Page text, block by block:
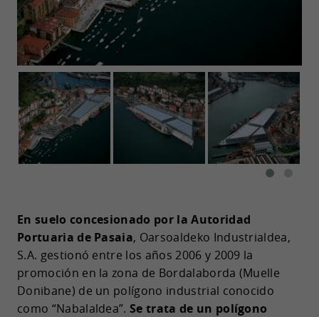
En suelo concesionado por la Autoridad
Portuaria de Pasaia, Oarsoaldeko Industrialdea,
S.A. gestionó entre los años 2006 y 2009 la
promoción en la zona de Bordalaborda (Muelle
Donibane) de un polígono industrial conocido
como “Nabalaldea”.Se trata de un polígono